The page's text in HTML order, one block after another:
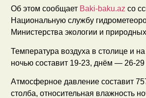
Об этом сообщает Baki-baku.azсо
Национальную службу
Министерства экологии и
Температура воздуха в столице и
ночью составит 19-23, днём — 26-29
Атмосферное давление составит
столба, относительная влажность